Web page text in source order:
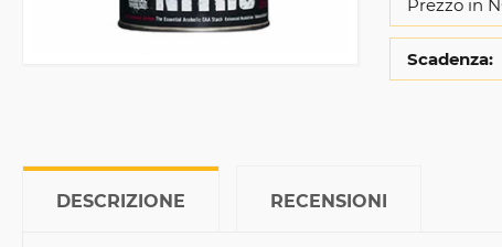
Prezzo in
Scadenza:
DESCRIZIONE RECENSIONI